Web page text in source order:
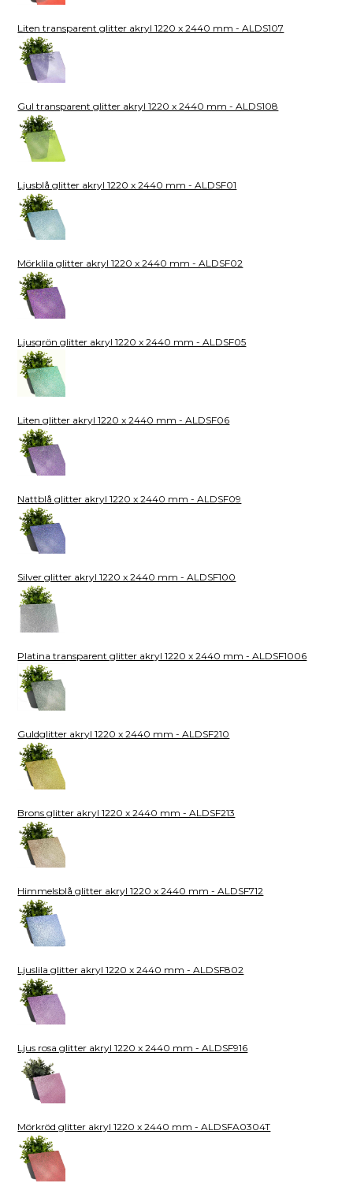
Liten transparent glitter akryl 1220 x 2440 mm - ALDS107
Gul transparent glitter akryl 1220 x 2440 mm - ALDS108
Ljusblå glitter akryl 1220 x 2440 mm - ALDSF01
Mörklila glitter akryl 1220 x 2440 mm - ALDSF02
Ljusgrön glitter akryl 1220 x 2440 mm - ALDSF05
Liten glitter akryl 1220 x 2440 mm - ALDSF06
Nattblå glitter akryl 1220 x 2440 mm - ALDSF09
Silver glitter akryl 1220 x 2440 mm - ALDSF100
Platina transparent glitter akryl 1220 x 2440 mm - ALDSF1006
Guldglitter akryl 1220 x 2440 mm - ALDSF210
Brons glitter akryl 1220 x 2440 mm - ALDSF213
Himmelsblå glitter akryl 1220 x 2440 mm - ALDSF712
Ljuslila glitter akryl 1220 x 2440 mm - ALDSF802
Ljus rosa glitter akryl 1220 x 2440 mm - ALDSF916
Mörkröd glitter akryl 1220 x 2440 mm - ALDSFA0304T